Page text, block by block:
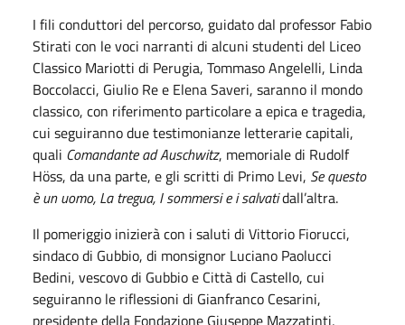
I fili conduttori del percorso, guidato dal professor Fabio
Stirati con le voci narranti di alcuni studenti del Liceo
Classico Mariotti di Perugia, Tommaso Angelelli, Linda
Boccolacci, Giulio Re e Elena Saveri, saranno il mondo
classico, con riferimento particolare a epica e tragedia,
cui seguiranno due testimonianze letterarie capitali,
quali Comandante ad Auschwitz, memoriale di Rudolf
Höss, da una parte, e gli scritti di Primo Levi, Se questo
è un uomo, La tregua, I sommersi e i salvatidall’altra.
Il pomeriggio inizierà con i saluti di Vittorio Fiorucci,
sindaco di Gubbio, di monsignor Luciano Paolucci
Bedini, vescovo di Gubbio e Città di Castello, cui
seguiranno le riflessioni di Gianfranco Cesarini,
presidente della Fondazione Giuseppe Mazzatinti,